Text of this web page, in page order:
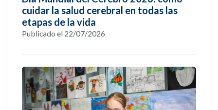
cuidar la salud cerebral en todas las
etapas de la vida
Publicado el 22/07/2026